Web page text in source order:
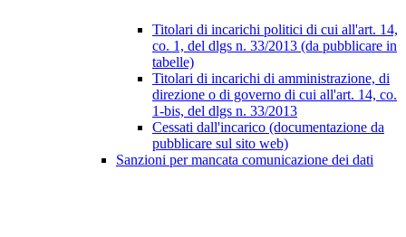
Titolari di incarichi politici di cui all'art. 14,
co. 1, del dlgs n. 33/2013 (da pubblicare in
tabelle)
Titolari di incarichi di amministrazione, di
direzione o di governo di cui all'art. 14, co.
1-bis, del dlgs n. 33/2013
Cessati dall'incarico (documentazione da
pubblicare sul sito web)
Sanzioni per mancata comunicazione dei dati